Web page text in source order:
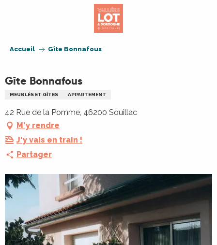
Accueil Gîte Bonnafous
Gîte Bonnafous
MEUBLÉS ET GÎTES APPARTEMENT
42 Rue de la Pomme, 46200 Souillac
M'y rendre
J'y vais en train !
Partager